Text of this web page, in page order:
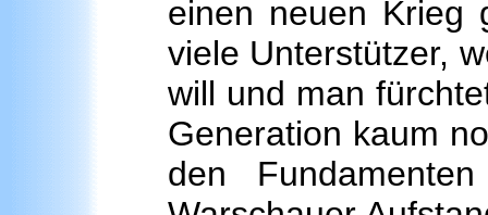
einen neuen Krieg
viele Unterstützer,
will und man
Generation kaum
den